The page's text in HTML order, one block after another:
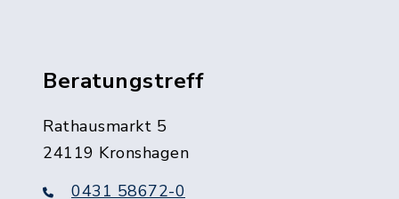
Beratungstreff
Rathausmarkt 5
24119 Kronshagen
0431 58672-0